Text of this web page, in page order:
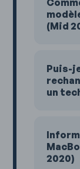
(Mid
Puis-
un
2020)